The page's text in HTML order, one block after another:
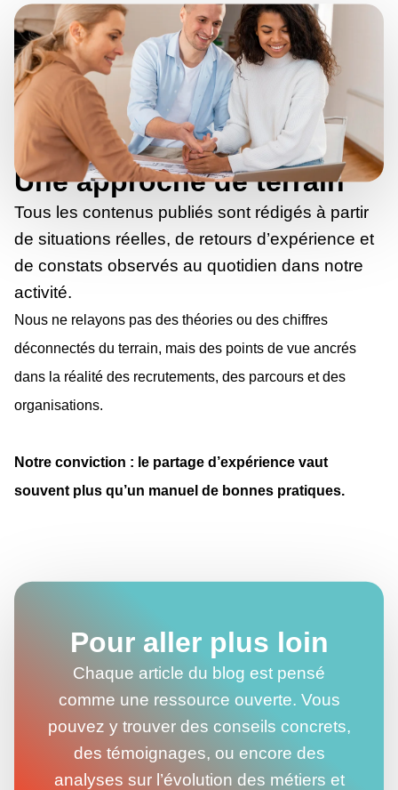
Une approche de terrain
Tous les contenus publiés sont rédigés à partir
de situations réelles, de retours d’expérience et
de constats observés au quotidien dans notre
activité.
Nous ne relayons pas des théories ou des chiffres
déconnectés du terrain, mais des points de vue ancrés
dans la réalité des recrutements, des parcours et des
organisations.
Notre conviction : le partage d’expérience vaut
souvent plus qu’un manuel de bonnes pratiques.
Pour aller plus loin
Chaque article du blog est pensé
comme une ressource ouverte. Vous
pouvez y trouver des conseils concrets,
des témoignages, ou encore des
analyses sur l’évolution des métiers et